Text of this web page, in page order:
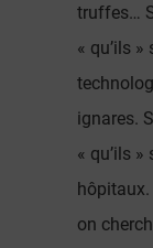
truffes…
« qu’ils
ignares.
« qu’ils
on